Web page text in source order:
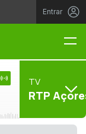
Entrar
TV
RTP